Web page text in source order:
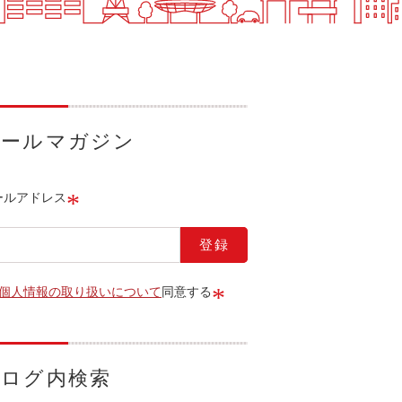
ルマガジン
ルアドレス *
人情報の取り扱いについて 同意する *
グ内検索